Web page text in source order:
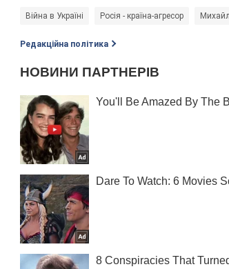
Війна в Україні Росія - країна-агресор
Редакційна політика